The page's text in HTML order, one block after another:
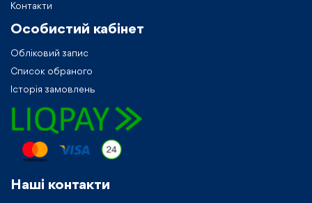
Контакти
Особистий кабiнет
Обліковий запис
Список обраного
Історія замовлень
Нашi контакти